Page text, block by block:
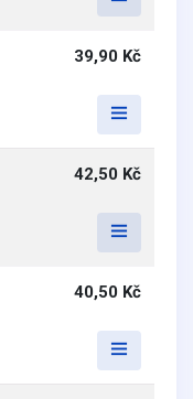
39,90 Kč
42,50 Kč
40,50 Kč